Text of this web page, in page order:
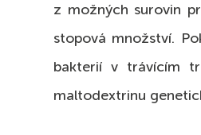
z možných surovin
stopová množství.
bakterií v trávícím
maltodextrinu